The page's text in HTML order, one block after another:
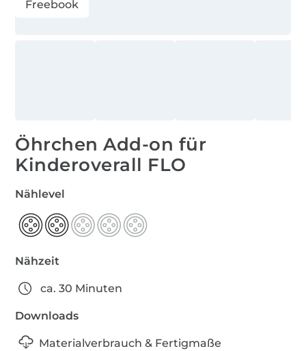
Freebook
Öhrchen Add-on für
Kinderoverall FLO
Nählevel
Nähzeit
ca. 30 Minuten
Downloads
Materialverbrauch & Fertigmaße